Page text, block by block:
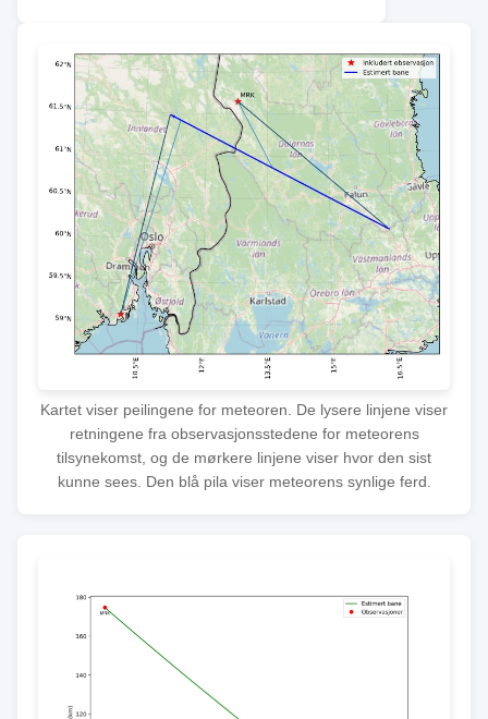
Kartet viser peilingene for meteoren. De lysere linjene viser
retningene fra observasjonsstedene for meteorens
tilsynekomst, og de mørkere linjene viser hvor den sist
kunne sees. Den blå pila viser meteorens synlige ferd.